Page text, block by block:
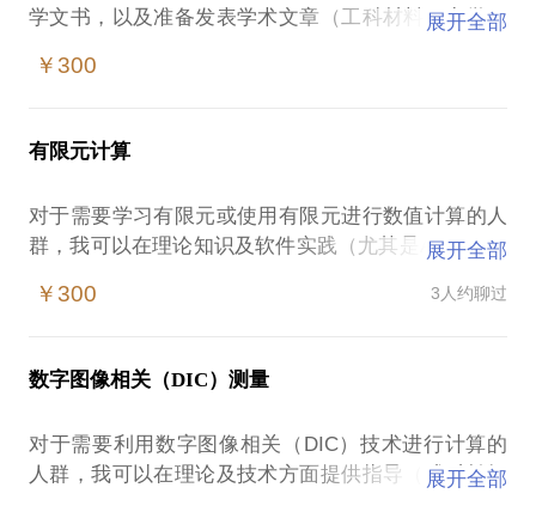
学文书，以及准备发表学术文章（工科材料、力学、
展开全部
￥300
有限元计算
对于需要学习有限元或使用有限元进行数值计算的人
群，我可以在理论知识及软件实践（尤其是Abaqus）
展开全部
￥300 3人约聊过
数字图像相关（DIC）测量
对于需要利用数字图像相关（DIC）技术进行计算的
人群，我可以在理论及技术方面提供指导（或对拍摄
展开全部